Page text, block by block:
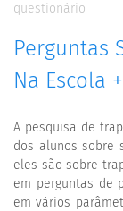
questionário
Perguntas
Na Escola
A pesquisa de
dos alunos sobre
eles são sobre
em perguntas de
em vários